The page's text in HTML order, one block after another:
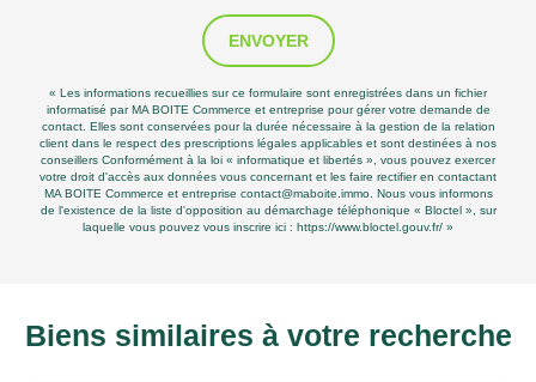
ENVOYER
« Les informations recueillies sur ce formulaire sont enregistrées dans un fichier
informatisé par MA BOITE Commerce et entreprise pour gérer votre demande de
contact. Elles sont conservées pour la durée nécessaire à la gestion de la relation
client dans le respect des prescriptions légales applicables et sont destinées à nos
conseillers Conformément à la loi « informatique et libertés », vous pouvez exercer
votre droit d'accès aux données vous concernant et les faire rectifier en contactant
MA BOITE Commerce et entreprise contact@maboite.immo. Nous vous informons
de l'existence de la liste d'opposition au démarchage téléphonique « Bloctel », sur
laquelle vous pouvez vous inscrire ici : https://www.bloctel.gouv.fr/ »
Biens similaires à votre recherche